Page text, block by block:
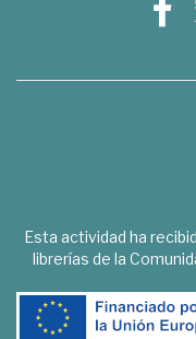
Esta actividad ha
librerías de la